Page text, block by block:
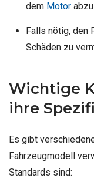
dem Motor
Falls nötig, den
Schäden zu
Wichtige
ihre
Es gibt
Fahrzeugmodell
Standards sind: